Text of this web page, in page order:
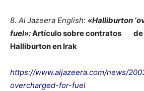
8. Al Jazeera English: «Halliburton
fuel»:Artículo sobre contratos de
Halliburton en Irak
https://www.aljazeera.com/news/
overcharged-for-fuel